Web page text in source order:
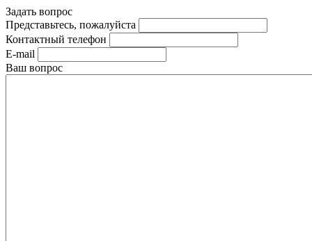
Задать вопрос
Представьтесь, пожалуйста
Контактный телефон
E-mail
Ваш вопрос